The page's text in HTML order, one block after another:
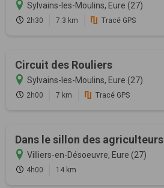
Sylvains-les-Moulins, Eure (27)
2h30 7.3 km Tracé GPS
Circuit des Rouliers
Sylvains-les-Moulins, Eure (27)
2h00 7 km Tracé GPS
Dans le sillon des agriculteurs
Villiers-en-Désoeuvre, Eure (27)
4h00 14 km